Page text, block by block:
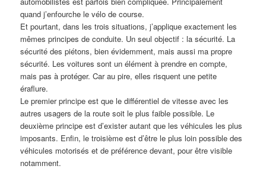
quand j’enfourche le vélo de course.
Et pourtant, dans les trois situations, j’applique exactement les
mêmes principes de conduite. Un seul objectif : la sécurité. La
sécurité des piétons, bien évidemment, mais aussi ma propre
sécurité. Les voitures sont un élément à prendre en compte,
mais pas à protéger. Car au pire, elles risquent une petite
éraflure.
Le premier principe est que le différentiel de vitesse avec les
autres usagers de la route soit le plus faible possible. Le
deuxième principe est d’exister autant que les véhicules les plus
imposants. Enfin, le troisième est d’être le plus loin possible des
véhicules motorisés et de préférence devant, pour être visible
notamment.